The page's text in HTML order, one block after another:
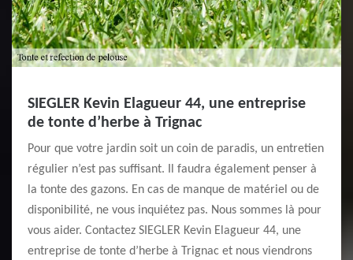
SIEGLER Kevin Elagueur 44, une entreprise
de tonte d’herbe à Trignac
Pour que votre jardin soit un coin de paradis, un entretien
régulier n’est pas suffisant. Il faudra également penser à
la tonte des gazons. En cas de manque de matériel ou de
disponibilité, ne vous inquiétez pas. Nous sommes là pour
vous aider. Contactez SIEGLER Kevin Elagueur 44, une
entreprise de tonte d’herbe à Trignac et nous viendrons